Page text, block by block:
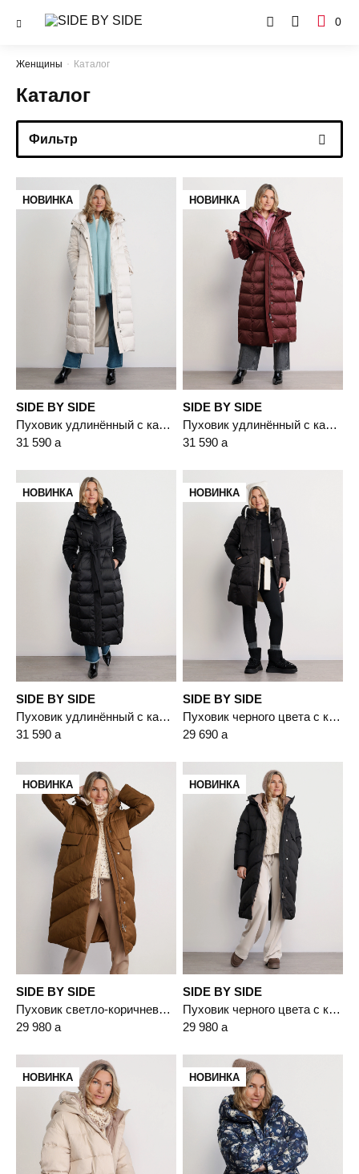
0
Женщины Каталог
Каталог
Фильтр
НОВИНКА
SIDE BY SIDE
Пуховик удлинённый с капюшоном светло-бежевого цвета с пухом белой утки
31 590 a
НОВИНКА
SIDE BY SIDE
Пуховик удлинённый с капюшоном бордового цвета с пухом белой утки
31 590 a
НОВИНКА
SIDE BY SIDE
Пуховик удлинённый с капюшоном черного цвета с пухом белой утки
31 590 a
НОВИНКА
SIDE BY SIDE
Пуховик черного цвета с капюшоном
29 690 a
НОВИНКА
SIDE BY SIDE
Пуховик светло-коричневого цвета с капюшоном
29 980 a
НОВИНКА
SIDE BY SIDE
Пуховик черного цвета с капюшоном
29 980 a
НОВИНКА НОВИНКА